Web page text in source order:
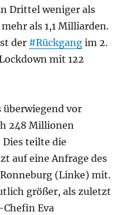
Drittel weniger als
als 1,1 Milliarden.
der #Rückgang im 2.
mit 122
überwiegend vor
248 Millionen
Dies teilte die
auf eine Anfrage des
(Linke) mit.
größer, als zuletzt
Chefin Eva